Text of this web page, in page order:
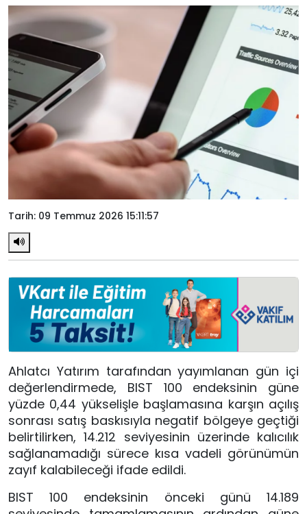
Tarih: 09 Temmuz 2026 15:11:57
Ahlatcı Yatırım tarafından yayımlanan gün içi
değerlendirmede, BIST 100 endeksinin güne
yüzde 0,44 yükselişle başlamasına karşın açılış
sonrası satış baskısıyla negatif bölgeye geçtiği
belirtilirken, 14.212 seviyesinin üzerinde kalıcılık
sağlanamadığı sürece kısa vadeli görünümün
zayıf kalabileceği ifade edildi.
BIST 100 endeksinin önceki günü 14.189